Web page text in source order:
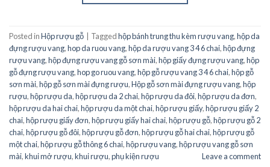
Posted inHộp rượu gỗ Taggedhộp bánh trung thu kèm rượu vang,hộp da
đựng rượu vang,hop da ruou vang,hộp da rượu vang 3 4 6 chai,hộp đựng
rượu vang,hộp đựng rượu vang gỗ sơn mài,hộp giấy đựng rượu vang,hộp
gỗ đựng rượu vang,hop go ruou vang,hộp gỗ rượu vang 3 4 6 chai,hộp gỗ
sơn mài,hộp gỗ sơn mài đựng rượu,Hộp gỗ sơn mài đựng rượu vang,hộp
rượu,hộp rượu da,hộp rượu da 2 chai,hộp rượu da đôi,hộp rượu da đơn,
hộp rượu da hai chai,hộp rượu da một chai,hộp rượu giấy,hộp rượu giấy 2
chai,hộp rượu giấy đơn,hộp rượu giấy hai chai,hộp rượu gỗ,hộp rượu gỗ 2
chai,hộp rượu gỗ đôi,hộp rượu gỗ đơn,hộp rượu gỗ hai chai,hộp rượu gỗ
một chai,hộp rượu gỗ thông 6 chai,hộp rượu vang,hộp rượu vang gỗ sơn
mài,khui mở rượu,khui rượu,phụ kiện rượu Leave a comment